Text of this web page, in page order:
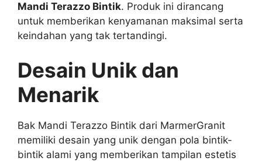
Mandi Terazzo Bintik. Produk ini dirancang
untuk memberikan kenyamanan maksimal serta
keindahan yang tak tertandingi.
Desain Unik dan
Menarik
Bak Mandi Terazzo Bintik dari MarmerGranit
memiliki desain yang unik dengan pola bintik-
bintik alami yang memberikan tampilan estetis